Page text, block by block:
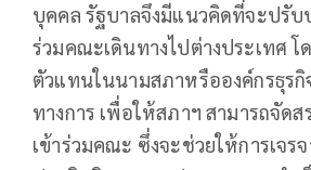
บุคคล รัฐบาลจึงมีแนวคิดที่จะปรับ
ร่วมคณะเดินทางไปต่างประเทศ โ
ตัวแทนในนามสภาหรือองค์กรธุรกิ
ทางการ เพื่อให้สภาฯ สามารถจัด
เข้าร่วมคณะ ซึ่งจะช่วยให้การเจร